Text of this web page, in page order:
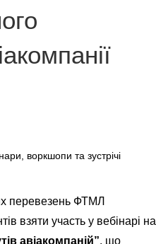
воркшопи та зустрічі
перевезень ФТМЛ
взяти участь у вебінарі на
авіакомпаній”, що